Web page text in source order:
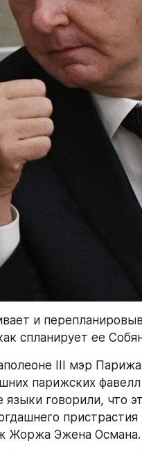
и
спланирует ее
III мэр
парижских
языки говорили, что
Жоржа Эжена Османа.